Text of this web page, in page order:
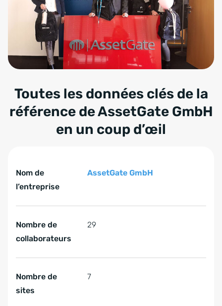
Toutes les données clés de la
référence de AssetGate GmbH
en un coup d’œil
Nom de
l’entreprise
AssetGate GmbH
Nombre de
collaborateurs
29
Nombre de
sites
7